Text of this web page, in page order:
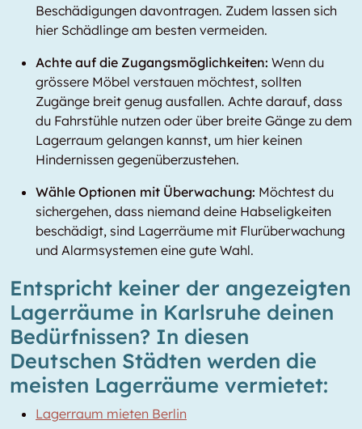
Beschädigungen davontragen. Zudem lassen sich
hier Schädlinge am besten vermeiden.
Achte auf die Zugangsmöglichkeiten: Wenn du
grössere Möbel verstauen möchtest, sollten
Zugänge breit genug ausfallen. Achte darauf, dass
du Fahrstühle nutzen oder über breite Gänge zu dem
Lagerraum gelangen kannst, um hier keinen
Hindernissen gegenüberzustehen.
Wähle Optionen mit Überwachung: Möchtest du
sichergehen, dass niemand deine Habseligkeiten
beschädigt, sind Lagerräume mit Flurüberwachung
und Alarmsystemen eine gute Wahl.
Entspricht keiner der angezeigten
Lagerräume in Karlsruhe deinen
Bedürfnissen? In diesen
Deutschen Städten werden die
meisten Lagerräume vermietet:
Lagerraum mieten Berlin